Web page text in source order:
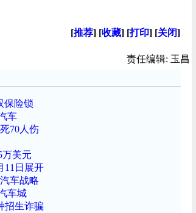
[推荐] [收藏] [打印] [关闭]
责任编辑: 玉昌
保险锁
车
70人伤
美元
11日展开
车战略
车城
招生诈骗